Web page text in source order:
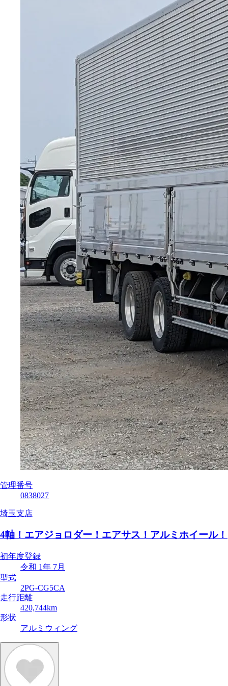
管理番号
0838027
埼玉支店
4軸！エアジョロダー！エアサス！アルミホイール！
初年度登録
令和 1年 7月
型式
2PG-CG5CA
走行距離
420,744km
形状
アルミウィング